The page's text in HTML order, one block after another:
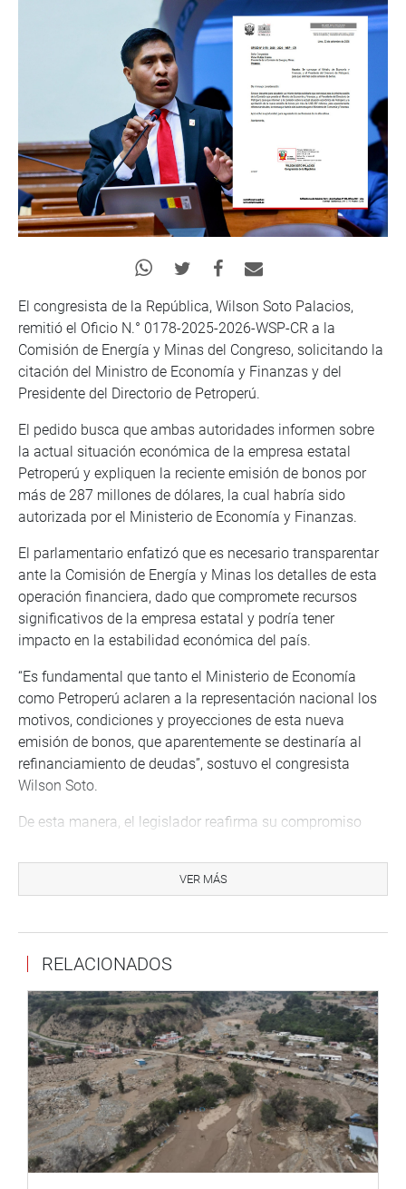
El congresista de la República, Wilson Soto Palacios,
remitió el Oficio N.° 0178-2025-2026-WSP-CR a la
Comisión de Energía y Minas del Congreso, solicitando la
citación del Ministro de Economía y Finanzas y del
Presidente del Directorio de Petroperú.
El pedido busca que ambas autoridades informen sobre
la actual situación económica de la empresa estatal
Petroperú y expliquen la reciente emisión de bonos por
más de 287 millones de dólares, la cual habría sido
autorizada por el Ministerio de Economía y Finanzas.
El parlamentario enfatizó que es necesario transparentar
ante la Comisión de Energía y Minas los detalles de esta
operación financiera, dado que compromete recursos
significativos de la empresa estatal y podría tener
impacto en la estabilidad económica del país.
“Es fundamental que tanto el Ministerio de Economía
como Petroperú aclaren a la representación nacional los
motivos, condiciones y proyecciones de esta nueva
emisión de bonos, que aparentemente se destinaría al
refinanciamiento de deudas”, sostuvo el congresista
Wilson Soto.
De esta manera, el legislador reafirma su compromiso
económicos del país, asegurando que la ciudadanía
cuente con información clara y transparente sobre las
DESPACHO CONGRESAL
VER MÁS
RELACIONADOS